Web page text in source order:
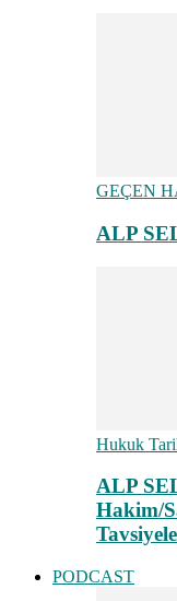
GEÇEN
ALP
Hukuk
ALP
Hakim/
PODCAST